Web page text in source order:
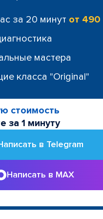
за 20 минут от
мастера
класса "Original"
стоимость
за 1 минуту
в Telegram
Написать в MAX